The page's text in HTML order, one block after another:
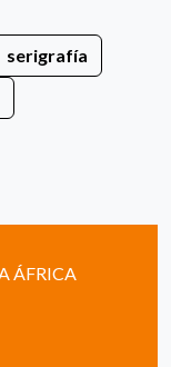
serigrafía
ÁFRICA